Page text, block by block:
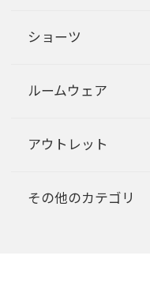
ショーツ
ルームウェア
アウトレット
その他のカテゴリ